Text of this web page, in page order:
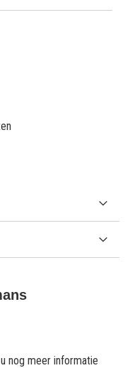
nog meer informatie